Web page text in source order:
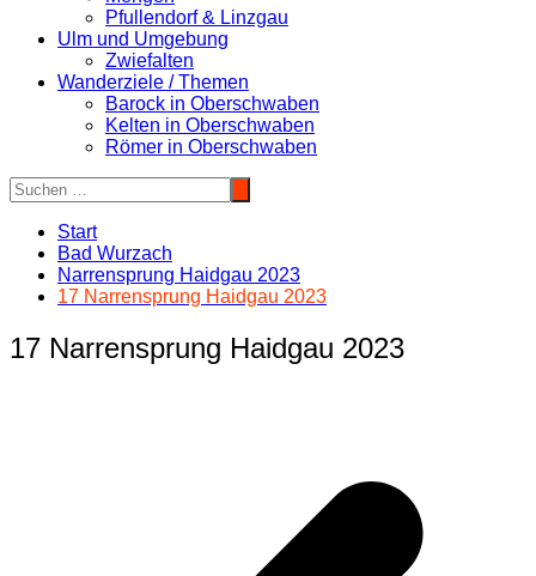
Pfullendorf & Linzgau
Ulm und Umgebung
Zwiefalten
Wanderziele / Themen
Barock in Oberschwaben
Kelten in Oberschwaben
Römer in Oberschwaben
Start
Bad Wurzach
Narrensprung Haidgau 2023
17 Narrensprung Haidgau 2023
17 Narrensprung Haidgau 2023